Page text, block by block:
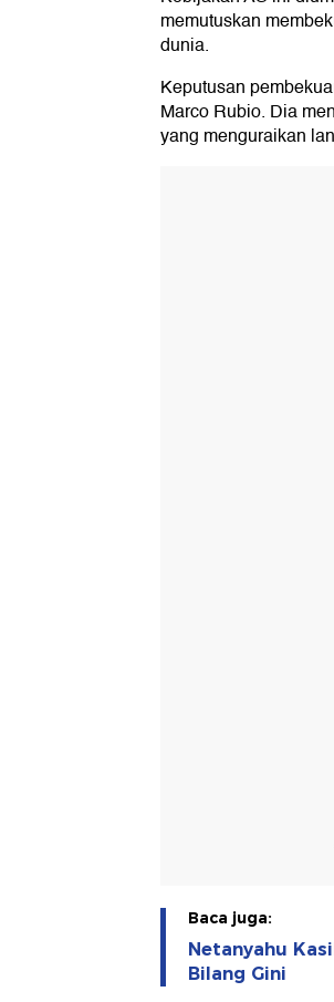
memutuskan
dunia.
Keputusan
Marco Rubio. Dia
yang menguraikan
Baca juga:
Netanyahu
Bilang Gini